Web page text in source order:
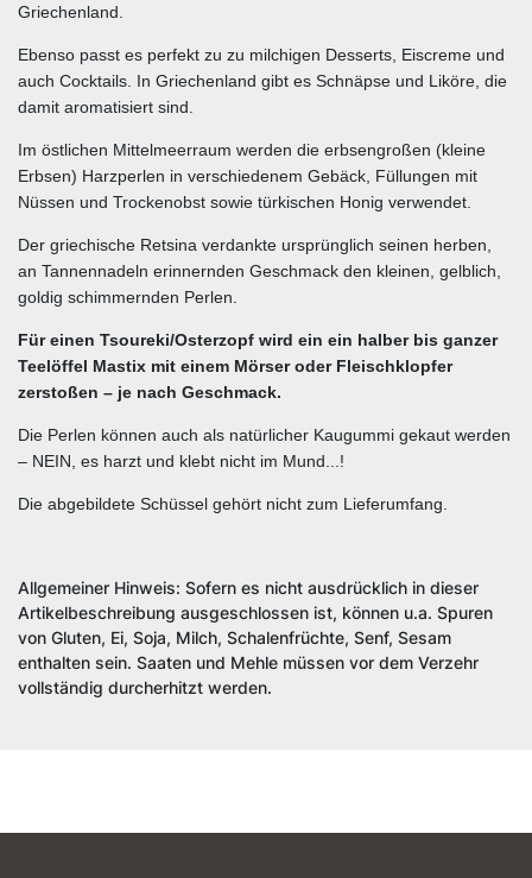
Griechenland.
Ebenso passt es perfekt zu zu milchigen Desserts, Eiscreme und
auch Cocktails. In Griechenland gibt es Schnäpse und Liköre, die
damit aromatisiert sind.
Im östlichen Mittelmeerraum werden die erbsengroßen (kleine
Erbsen) Harzperlen in verschiedenem Gebäck, Füllungen mit
Nüssen und Trockenobst sowie türkischen Honig verwendet.
Der griechische Retsina verdankte ursprünglich seinen herben,
an Tannennadeln erinnernden Geschmack den kleinen, gelblich,
goldig schimmernden Perlen.
Für einen Tsoureki/Osterzopf wird ein ein halber bis ganzer
Teelöffel Mastix mit einem Mörser oder Fleischklopfer
zerstoßen – je nach Geschmack.
Die Perlen können auch als natürlicher Kaugummi gekaut werden
– NEIN, es harzt und klebt nicht im Mund...!
Die abgebildete Schüssel gehört nicht zum Lieferumfang.
Allgemeiner Hinweis: Sofern es nicht ausdrücklich in dieser
Artikelbeschreibung ausgeschlossen ist, können u.a. Spuren
von Gluten, Ei, Soja, Milch, Schalenfrüchte, Senf, Sesam
enthalten sein. Saaten und Mehle müssen vor dem Verzehr
vollständig durcherhitzt werden.